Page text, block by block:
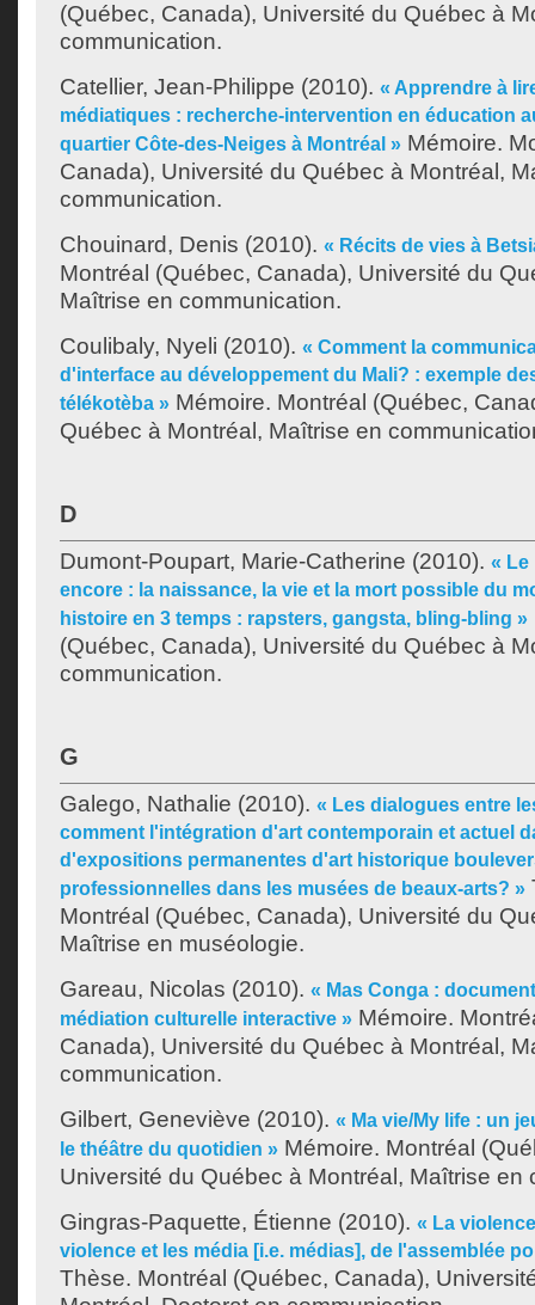
(Québec, Canada), Université du Québec à
communication.
Catellier, Jean-Philippe (2010). « Apprendre à
médiatiques : recherche-intervention en éducation
quartier Côte-des-Neiges à Montréal » Mémoire.
Canada), Université du Québec à Montréal,
communication.
Chouinard, Denis (2010). « Récits de vies à
Montréal (Québec, Canada), Université du
Maîtrise en communication.
Coulibaly, Nyeli (2010). « Comment la
d'interface au développement du Mali? : exemple
télékotèba » Mémoire. Montréal (Québec,
Québec à Montréal, Maîtrise en
D
Dumont-Poupart, Marie-Catherine (2010). « Le
encore : la naissance, la vie et la mort possible du
histoire en 3 temps : rapsters, gangsta, bling-bling »
(Québec, Canada), Université du Québec à
communication.
G
Galego, Nathalie (2010). « Les dialogues entre
comment l'intégration d'art contemporain et actuel
d'expositions permanentes d'art historique
professionnelles dans les musées de beaux-arts? »
Montréal (Québec, Canada), Université du
Maîtrise en muséologie.
Gareau, Nicolas (2010). « Mas Conga :
médiation culturelle interactive » Mémoire.
Canada), Université du Québec à Montréal,
communication.
Gilbert, Geneviève (2010). « Ma vie/My life : un
le théâtre du quotidien » Mémoire. Montréal
Université du Québec à Montréal, Maîtrise en
Gingras-Paquette, Étienne (2010). « La
violence et les média [i.e. médias], de l'assemblée
Thèse. Montréal (Québec, Canada),